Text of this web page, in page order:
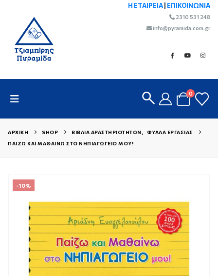
Η ΕΤΑΙΡΕΙΑ ΕΠΙΚΟΙΝΩΝΙΑ
2310 531 248
info@pyramida.com.gr
0
ΑΡΧΙΚΉ SHOP ΒΙΒΛΊΑ ΔΡΑΣΤΗΡΙΟΤΉΤΩΝ ,
ΦΎΛΛΑ ΕΡΓΑΣΊΑΣ
ΠΑΊΖΩ ΚΑΙ ΜΑΘΑΊΝΩ ΣΤΟ ΝΗΠΙΑΓΩΓΕΊΟ ΜΟΥ!
-10%